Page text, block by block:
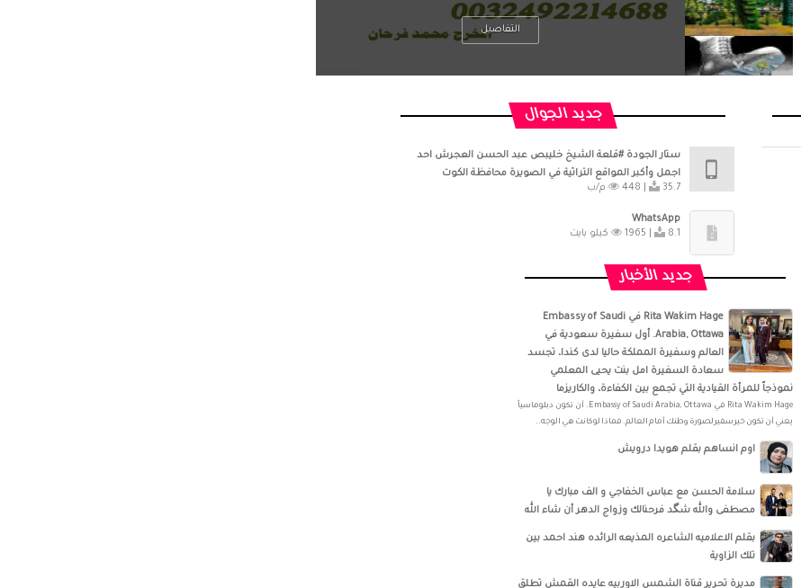
التفاصيل
جديد الجوال
ستار الجودة #قلعة الشيخ خليبص عبد الحسن العجرش احد
اجمل وأكبر المواقع التراثية في الصويرة محافظة الكوت
448 |
35.7 م/ب
WhatsApp
1965 |
8.1 كيلو بايت
جديد الأخبار
‏‎Rita Wakim Hage‎‏ في ‏‎Embassy of Saudi
Arabia, Ottawa‎‏. أول سفيرة سعودية في
العالم وسفيرة المملكة حاليا لدى كندا، تجسد
سعادة السفيرة امل بنت يحيى المعلمي
نموذجاً للمرأة القيادية التي تجمع بين الكفاءة، والكاريزما
‏‎Rita Wakim Hage‎‏ في ‏‎Embassy of Saudi Arabia, Ottawa‎‏. أن تكون دبلوماسياً
يعني أن تكون خير سفير لصورة وطنك أمام العالم. فماذا لو كانت هي الوجه..
اوم انساهم بقلم هويدا درويش
سلامة الحسن‏ مع ‏عباس الخفاجي‏ و‏ الف مبارك يا
مصطفى والله شگد فرحنالك وزواج الدهر أن شاء الله
بقلم الاعلاميه الشاعره المذيعه الرائده هند احمد بين
تلك الزاوية
مديرة تحرير قناة الشمس الاوربيه عايده القمش تطلق